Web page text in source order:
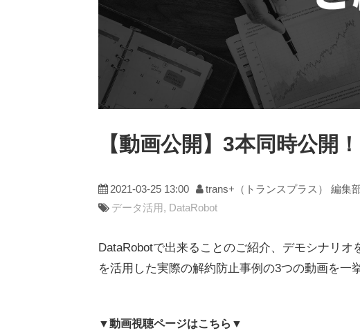
【動画公開】3本同時公開
2021-03-25 13:00 trans+（トランスプラス） 編集
データ活用
DataRobot
DataRobotで出来ることのご紹介、デモシナリ
を活用した実際の解約防止事例の3つの動画を一
▼動画視聴ページはこちら▼